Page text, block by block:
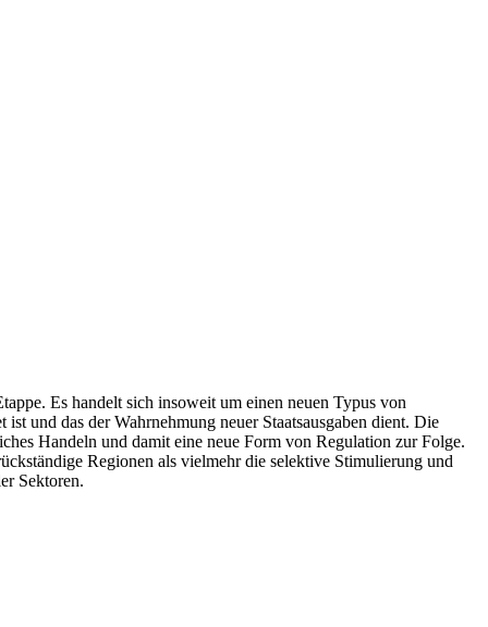
Es handelt sich insoweit um einen neuen Typus von
und das der Wahrnehmung neuer Staatsausgaben dient. Die
Handeln und damit eine neue Form von Regulation zur Folge.
Regionen als vielmehr die selektive Stimulierung und
Sektoren.